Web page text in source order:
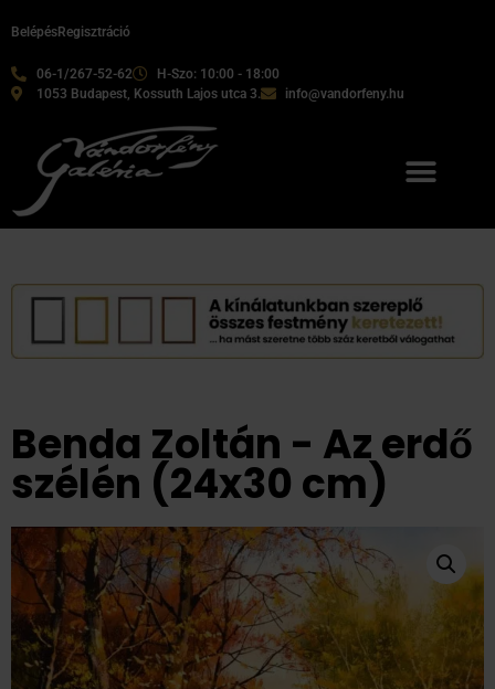
06-1/267-52-62
H-Szo: 10:00 - 18:00
1053 Budapest, Kossuth Lajos utca 3.
info@vandorfeny.hu
BelépésRegisztráció
Benda Zoltán - Az erdő
szélén (24x30 cm)